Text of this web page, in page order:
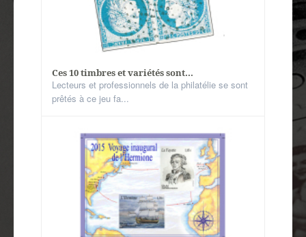
Ces 10 timbres et variétés sont...
Lecteurs et professionnels de la philatélie se sont
prêtés à ce jeu fa...